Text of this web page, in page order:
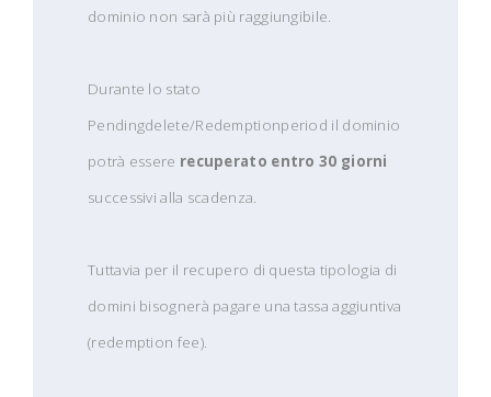
dominio non sarà più raggiungibile.
Durante lo stato
Pendingdelete/Redemptionperiod il dominio
potrà essere recuperato entro 30 giorni
successivi alla scadenza.
Tuttavia per il recupero di questa tipologia di
domini bisognerà pagare una tassa aggiuntiva
(redemption fee).